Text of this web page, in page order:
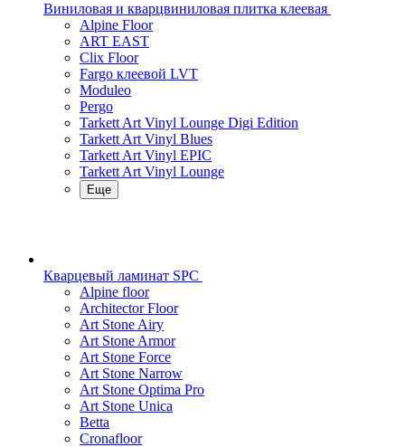
Виниловая и кварцвиниловая плитка клеевая
Alpine Floor
ART EAST
Clix Floor
Fargo клеевой LVT
Moduleo
Pergo
Tarkett Art Vinyl Lounge Digi Edition
Tarkett Art Vinyl Blues
Tarkett Art Vinyl EPIC
Tarkett Art Vinyl Lounge
Еще
Кварцевый ламинат SPC
Alpine floor
Architector Floor
Art Stone Airy
Art Stone Armor
Art Stone Force
Art Stone Narrow
Art Stone Optima Pro
Art Stone Unica
Betta
Cronafloor